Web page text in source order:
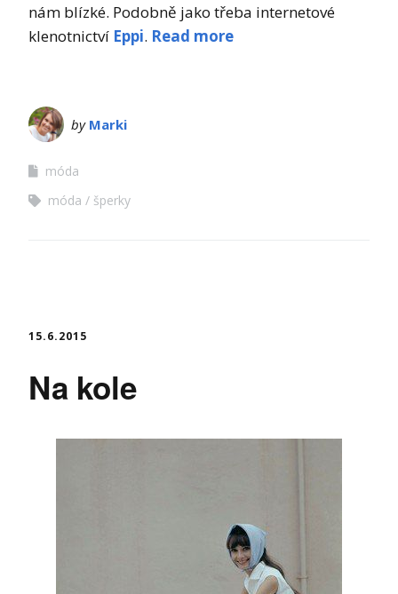
nám blízké. Podobně jako třeba internetové
klenotnictví Eppi. Read more
by Marki
móda
móda
šperky
15.6.2015
Na kole